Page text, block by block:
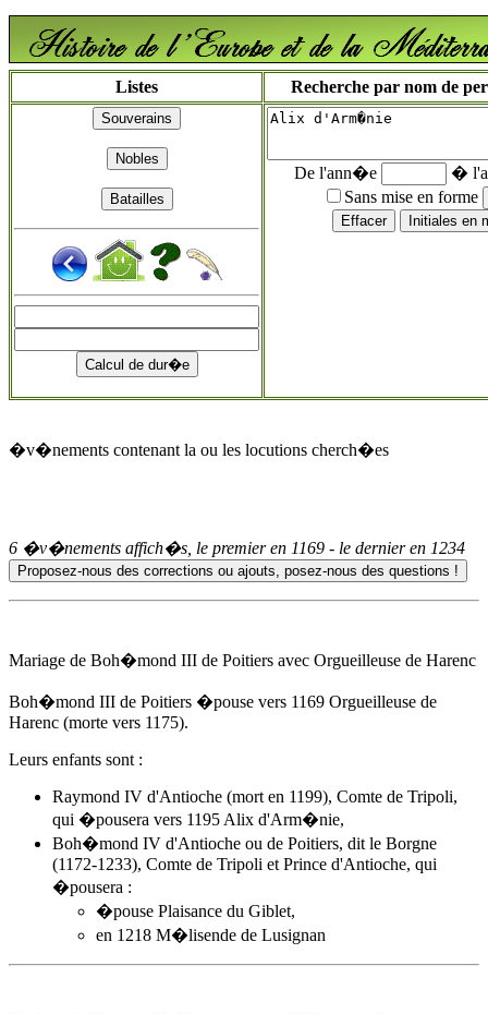
Listes Recherche par nom de
De l'ann�e
�
Sans mise en forme
�v�nements contenant la ou les locutions cherch�es
6 �v�nements affich�s, le premier en 1169 - le dernier en 1234
Mariage de Boh�mond III de Poitiers avec Orgueilleuse de Harenc
Boh�mond III de Poitiers �pouse vers 1169 Orgueilleuse de
Harenc (morte vers 1175).
Leurs enfants sont :
Raymond IV d'Antioche (mort en 1199), Comte de Tripoli,
qui �pousera vers 1195 Alix d'Arm�nie,
Boh�mond IV d'Antioche ou de Poitiers, dit le Borgne
(1172-1233), Comte de Tripoli et Prince d'Antioche, qui
�pousera :
�pouse Plaisance du Giblet,
en 1218 M�lisende de Lusignan